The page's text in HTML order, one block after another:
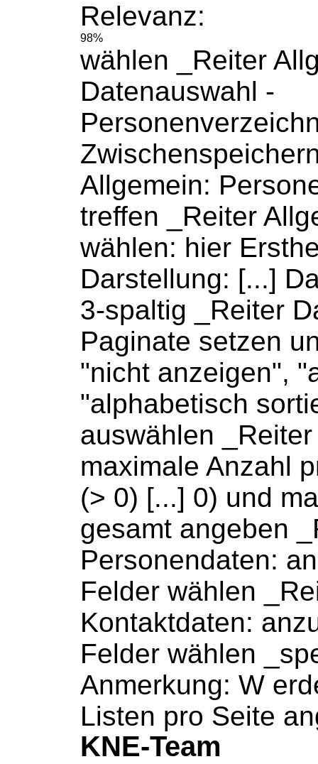
Relevanz:
98%
wählen _ Reiter
Datenauswahl -
Allgemein:
treffen _ Reiter
wählen: hier
Darstellung: [...]
3-spaltig _ Reiter
Paginate setzen
"nicht anzeigen",
"alphabetisch
auswählen _ Reiter
maximale Anzahl
(> 0) [...] 0) und
gesamt angeben _
Personendaten:
Felder wählen _
Kontaktdaten:
Felder wählen
Anmerkung: W
Listen pro Seite
KNE-Team